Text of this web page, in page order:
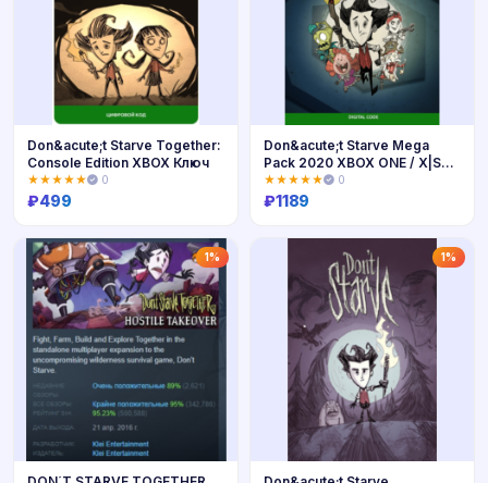
Купить
Don&acute;t Starve Together:
Console Edition XBOX Ключ
★★★★★ 0
₽499
Купить
Don&acute;t Starve Mega
Pack 2020 XBOX ONE / X|S
Ключ 🔑 🌍
★★★★★ 0
₽1189
1% 1%